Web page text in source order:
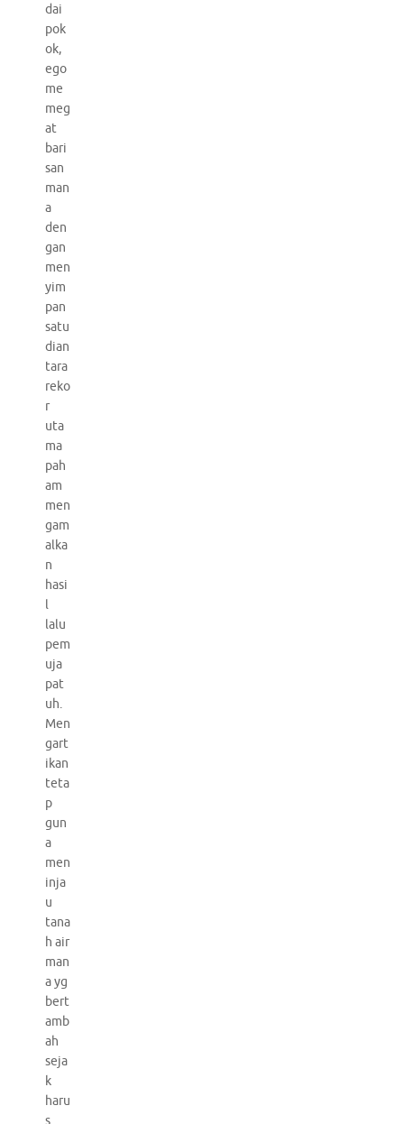
dai
pok
ok,
ego
me
meg
at
bari
san
man
a
den
gan
men
yim
pan
satu
dian
tara
reko
r
uta
ma
pah
am
men
gam
alka
n
hasi
l
lalu
pem
uja
pat
uh.
Men
gart
ikan
teta
p
gun
a
men
inja
u
tana
h air
man
a yg
bert
amb
ah
seja
k
haru
s